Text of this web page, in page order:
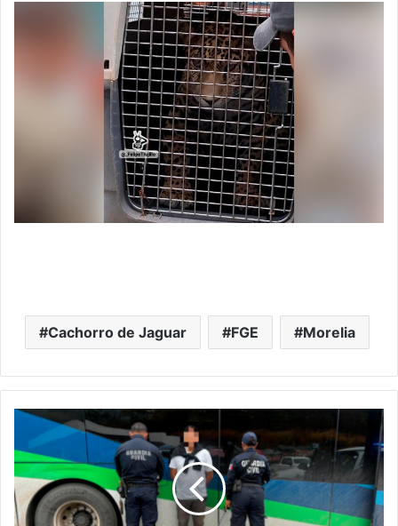
Cachorro de Jaguar FGE Morelia
#Michoacán
Apañan
A
Vato
Con
Más